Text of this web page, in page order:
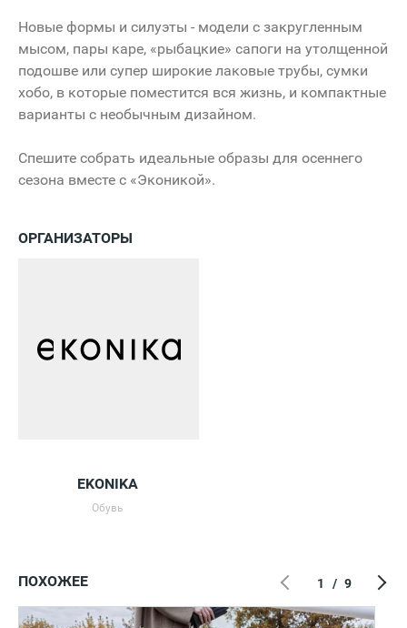
Новые формы и силуэты - модели с закругленным
мысом, пары каре, «рыбацкие» сапоги на утолщенной
подошве или супер широкие лаковые трубы, сумки
хобо, в которые поместится вся жизнь, и компактные
варианты с необычным дизайном.
Спешите собрать идеальные образы для осеннего
сезона вместе с «Эконикой».
ОРГАНИЗАТОРЫ
EKONIKA
Обувь
ПОХОЖЕЕ 1 / 9